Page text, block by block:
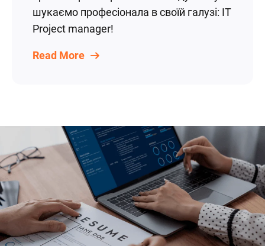
шукаємо професіонала в своїй галузі: IT
Project manager!
Read More